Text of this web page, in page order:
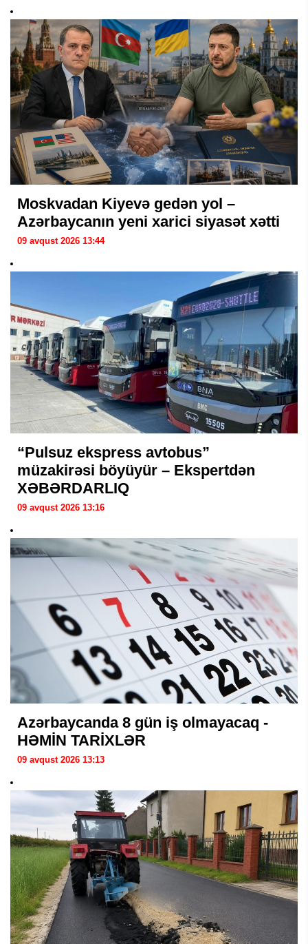
Moskvadan Kiyevə gedən yol –
Azərbaycanın yeni xarici siyasət xətti
09 avqust 2026 13:44
“Pulsuz ekspress avtobus”
müzakirəsi böyüyür – Ekspertdən
XƏBƏRDARLIQ
09 avqust 2026 13:16
Azərbaycanda 8 gün iş olmayacaq -
HƏMİN TARİXLƏR
09 avqust 2026 13:13